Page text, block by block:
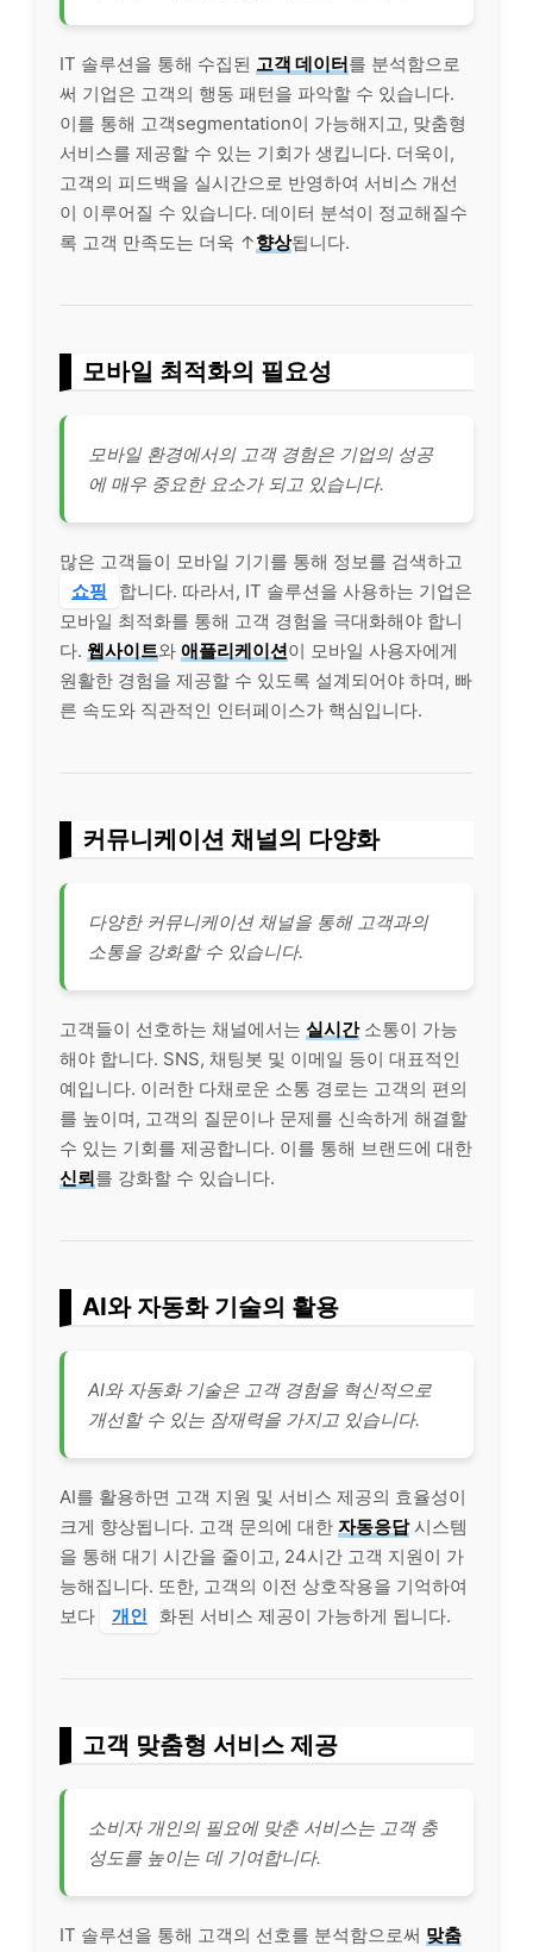
IT 솔루션을 통해 수집된 고객 데이터를 분석함으로
써 기업은 고객의 행동 패턴을 파악할 수 있습니다.
이를 통해 고객segmentation이 가능해지고, 맞춤형
서비스를 제공할 수 있는 기회가 생킵니다. 더욱이,
고객의 피드백을 실시간으로 반영하여 서비스 개선
이 이루어질 수 있습니다. 데이터 분석이 정교해질수
록 고객 만족도는 더욱 ↑향상됩니다.
모바일 최적화의 필요성
모바일 환경에서의 고객 경험은 기업의 성공
에 매우 중요한 요소가 되고 있습니다.
많은 고객들이 모바일 기기를 통해 정보를 검색하고
쇼핑
합니다. 따라서, IT 솔루션을 사용하는 기업은
모바일 최적화를 통해 고객 경험을 극대화해야 합니
다. 웹사이트와 애플리케이션이 모바일 사용자에게
원활한 경험을 제공할 수 있도록 설계되어야 하며, 빠
른 속도와 직관적인 인터페이스가 핵심입니다.
커뮤니케이션 채널의 다양화
다양한 커뮤니케이션 채널을 통해 고객과의
소통을 강화할 수 있습니다.
고객들이 선호하는 채널에서는 실시간소통이 가능
해야 합니다. SNS, 채팅봇 및 이메일 등이 대표적인
예입니다. 이러한 다채로운 소통 경로는 고객의 편의
를 높이며, 고객의 질문이나 문제를 신속하게 해결할
수 있는 기회를 제공합니다. 이를 통해 브랜드에 대한
신뢰를 강화할 수 있습니다.
AI와 자동화 기술의 활용
AI와 자동화 기술은 고객 경험을 혁신적으로
개선할 수 있는 잠재력을 가지고 있습니다.
AI를 활용하면 고객 지원 및 서비스 제공의 효율성이
크게 향상됩니다. 고객 문의에 대한 자동응답시스템
을 통해 대기 시간을 줄이고, 24시간 고객 지원이 가
능해집니다. 또한, 고객의 이전 상호작용을 기억하여
보다
개인 화된 서비스 제공이 가능하게 됩니다.
고객 맞춤형 서비스 제공
소비자 개인의 필요에 맞춘 서비스는 고객 충
성도를 높이는 데 기여합니다.
IT 솔루션을 통해 고객의 선호를 분석함으로써 맞춤